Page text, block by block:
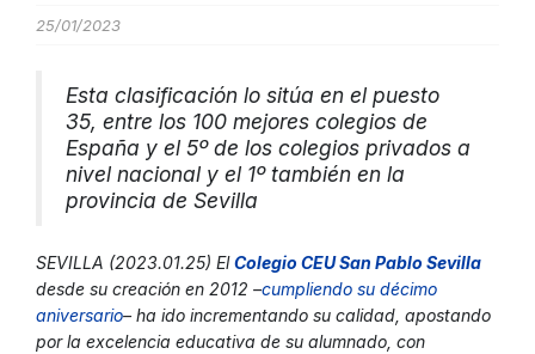
25/01/2023
Esta clasificación lo sitúa en el puesto
35, entre los 100 mejores colegios de
España y el 5º de los colegios privados a
nivel nacional y el 1º también en la
provincia de Sevilla
SEVILLA (2023.01.25) ElColegio CEU San Pablo Sevilla
desde su creación en 2012 –cumpliendo su décimo
aniversario– ha ido incrementando su calidad, apostando
por la excelencia educativa de su alumnado, con